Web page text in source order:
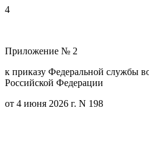
4
Приложение № 2
к приказу Федеральной службы
Российской Федерации
от 4 июня 2026 г. N 198